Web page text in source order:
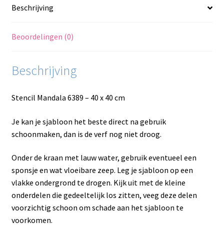
Beschrijving
Beoordelingen (0)
Beschrijving
Stencil Mandala 6389 – 40 x 40 cm
Je kan je sjabloon het beste direct na gebruik
schoonmaken, dan is de verf nog niet droog.
Onder de kraan met lauw water, gebruik eventueel een
sponsje en wat vloeibare zeep. Leg je sjabloon op een
vlakke ondergrond te drogen. Kijk uit met de kleine
onderdelen die gedeeltelijk los zitten, veeg deze delen
voorzichtig schoon om schade aan het sjabloon te
voorkomen.